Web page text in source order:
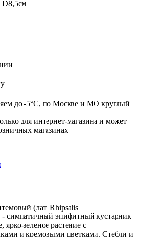
D8,5см
до -5°C, по Москве и МО круглый
для интернет-магазина и может
магазинах
(лат. Rhipsalis
- симпатичный эпифитный кустарник
ярко-зеленое растение с
и кремовыми цветками. Стебли и